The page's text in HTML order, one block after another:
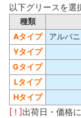
以下グリースを選
種類
Aタイプ
アルバ
Yタイプ
Gタイプ
Lタイプ
Hタイプ
[ ! ]出荷日・価格